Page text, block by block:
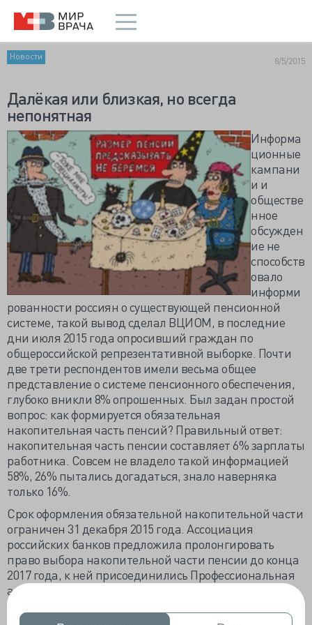
Новости 8/5/2015
Далёкая или близкая, но всегда
непонятная
Информа
ционные
кампани
и и
обществе
нное
обсужден
ие не
способств
овало
информи
рованности россиян о существующей пенсионной
системе, такой вывод сделал ВЦИОМ, в последние
дни июля 2015 года опросивший граждан по
общероссийской репрезентативной выборке. Почти
две трети респондентов имели весьма общее
представление о системе пенсионного обеспечения,
глубоко вникли 8% опрошенных. Был задан простой
вопрос: как формируется обязательная
накопительная часть пенсий? Правильный ответ:
накопительная часть пенсии составляет 6% зарплаты
работника. Совсем не владело такой информацией
58%, 26% пытались догадаться, знало наверняка
только 16%.
Срок оформления обязательной накопительной части
ограничен 31 декабря 2015 года. Ассоциация
российских банков предложила пролонгировать
право выбора накопительной части пенсии до конца
2017 года, к ней присоединились Профессиональная
ассоциация регистраторов, трансфер-агентов и
депозитариев (ПАРТАД), Национальная ассоциация
участников фондового рынка (НАУФОР) и